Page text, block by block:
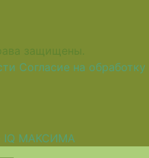
защищены.
Согласие на обработку
IQ МАКСИМА